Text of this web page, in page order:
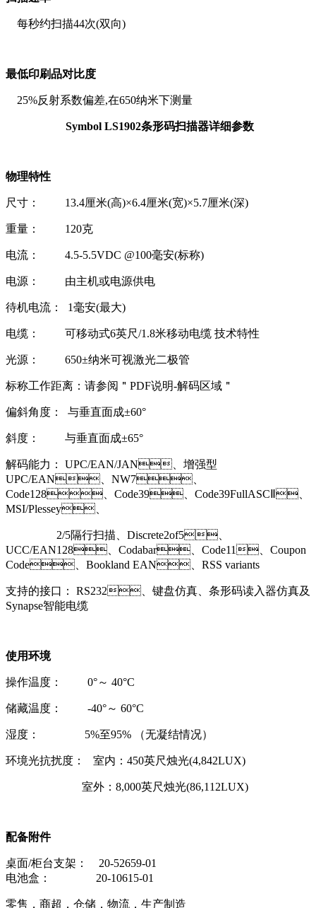
每秒约扫描44次(双向)
最低印刷品对比度
25%反射系数偏差,在650纳米下测量
Symbol LS1902条形码扫描器详细参数
物理特性
尺寸： 13.4厘米(高)×6.4厘米(宽)×5.7厘米(深)
重量： 120克
电流： 4.5-5.5VDC @100毫安(标称)
电源： 由主机或电源供电
待机电流： 1毫安(最大)
电缆： 可移动式6英尺/1.8米移动电缆 技术特性
光源： 650±纳米可视激光二极管
标称工作距离：请参阅＂PDF说明-解码区域＂
偏斜角度： 与垂直面成±60°
斜度： 与垂直面成±65°
解码能力： UPC/EAN/JAN、增强型
UPC/EAN、NW7、
Code128、Code39、Code39FullASCⅡ、
MSI/Plessey、
2/5隔行扫描、Discrete2of5、
UCC/EAN128、Codabar、Code11、Coupon
Code、Bookland EAN、RSS variants
支持的接口： RS232、键盘仿真、条形码读入器仿真及
Synapse智能电缆
使用环境
操作温度： 0°～ 40°C
储藏温度： -40°～ 60°C
湿度： 5%至95% （无凝结情况）
环境光抗扰度： 室内：450英尺烛光(4,842LUX)
室外：8,000英尺烛光(86,112LUX)
配备附件
桌面/柜台支架： 20-52659-01
电池盒： 20-10615-01
零售，商超，仓储，物流，生产制造